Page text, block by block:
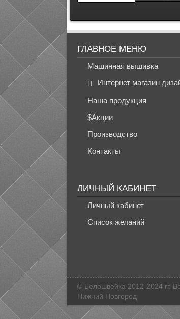
ГЛАВНОЕ МЕНЮ
Машинная вышивка
Интернет магазин
Наша продукция
$Акции
Производство
Контакты
ЛИЧНЫЙ КАБИНЕТ
Личный кабинет
Список желаний
© Белошвейка 2012-2024 гг.
Нижний Новгород